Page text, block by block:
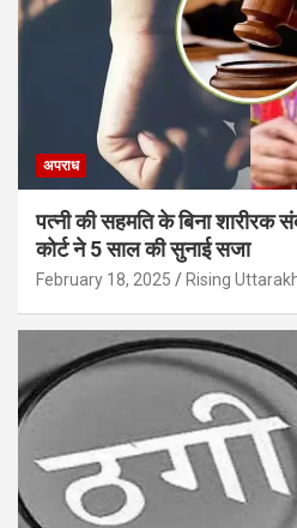
अपराध
पत्नी की सहमति के बिना शारीरक
कोर्ट ने 5 साल की सुनाई सजा
February 18, 2025 Rising